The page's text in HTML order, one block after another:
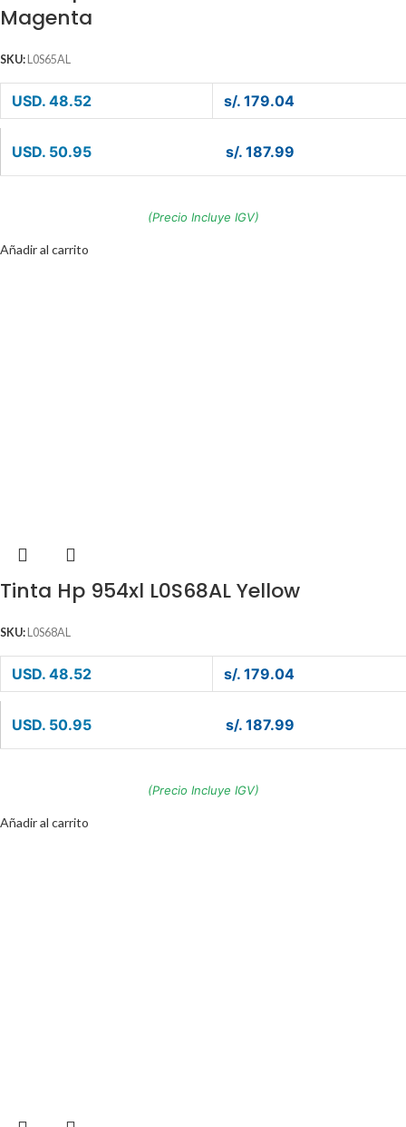
Magenta
SKU: L0S65AL
USD. 48.52 s/. 179.04
USD. 50.95 s/. 187.99
(Precio Incluye IGV)
Añadir al carrito
Tinta Hp 954xl L0S68AL Yellow
SKU:L0S68AL
USD. 48.52 s/. 179.04
USD. 50.95 s/. 187.99
(Precio Incluye IGV)
Añadir al carrito